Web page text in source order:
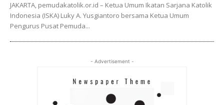
JAKARTA, pemudakatolik.or.id – Ketua Umum Ikatan Sarjana Katolik
Indonesia (ISKA) Luky A. Yusgiantoro bersama Ketua Umum
Pengurus Pusat Pemuda...
- Advertisement -